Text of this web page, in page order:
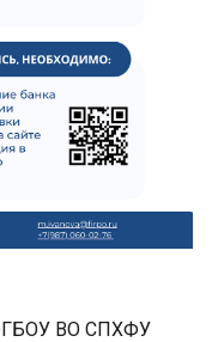
ВО СПХФУ